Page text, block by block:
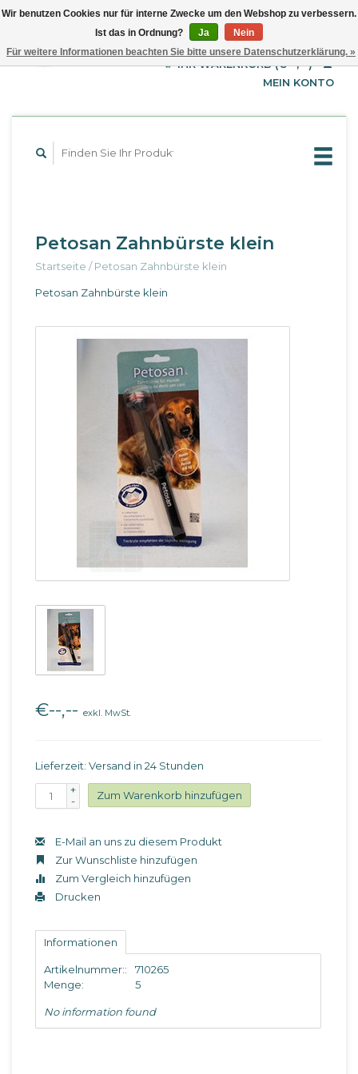
EUR
GBP
USD
English
Français
IHR WARENKORB (€--,--)
MEIN KONTO
Petosan Zahnbürste klein
Startseite /Petosan Zahnbürste klein
Petosan Zahnbürste klein
€--,-- exkl. MwSt.
Lieferzeit: Versand in 24 Stunden
+
-
Zum Warenkorb hinzufügen
E-Mail an uns zu diesem Produkt
Zur Wunschliste hinzufügen
Zum Vergleich hinzufügen
Drucken
Informationen
Artikelnummer::
710265
Menge:
5
No information found
Wir benutzen Cookies nur für interne Zwecke um den Webshop zu verbessern.
Ist das in Ordnung?
Ja
Nein
Für weitere Informationen beachten Sie bitte unsere Datenschutzerklärung. »